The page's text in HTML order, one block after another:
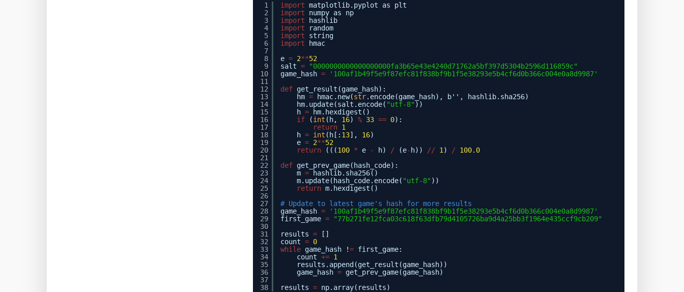
1
2
3
4
5
6
7
8
9
10
11
12
13
14
15
16
17
18
19
20
21
22
23
24
25
26
27
28
29
30
31
32
33
34
35
36
37
38
import matplotlib.pyplot as plt
import
numpy as np
import
hashlib
import
random
import
string
import
hmac
e = 2**52
salt =
"0000000000000000000fa3b65e43e4240d71762a5bf397d5304b2596d116859c"
game_hash =
'100af1b49f5e9f87efc81f838bf9b1f5e38293e5b4cf6d0b366c004e0a8d9987'
def get_result(game_hash):
hm = hmac.new(str.encode(game_hash), b'', hashlib.sha256)
hm.update(salt.encode( "utf-8" ))
h =
hm.hexdigest()
if
(int (h, 16) % 33 == 0):
return 1
h = int (h[: 13], 16)
e = 2**52
return
(((100 * e - h) / (e- h)) // 1 ) / 100.0
def get_prev_game(hash_code):
m =
hashlib.sha256()
m.update(hash_code.encode( "utf-8" ))
return m.hexdigest()
# Update to latest game's hash for more results
game_hash =
'100af1b49f5e9f87efc81f838bf9b1f5e38293e5b4cf6d0b366c004e0a8d9987'
first_game =
"77b271fe12fca03c618f63dfb79d4105726ba9d4a25bb3f1964e435ccf9cb209"
results =
[]
count = 0
while game_hash != first_game:
count += 1
results.append(get_result(game_hash))
game_hash = get_prev_game(game_hash)
results = np.array(results)